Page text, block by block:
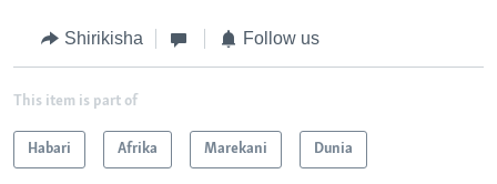
Shirikisha Follow us
This item is part of
Habari Afrika Marekani Dunia